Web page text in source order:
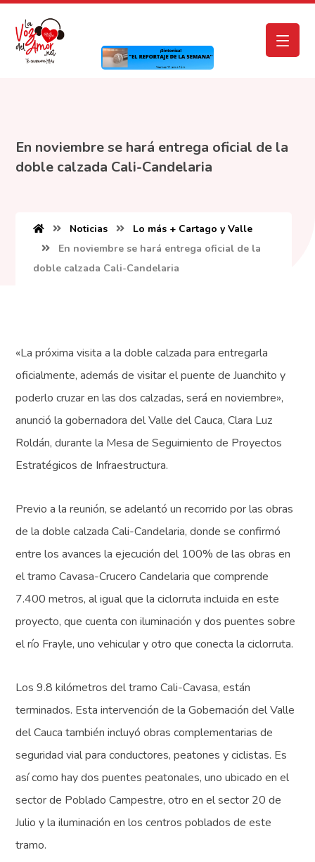
En noviembre se hará entrega oficial de la
doble calzada Cali-Candelaria
Noticias
Lo más + Cartago y Valle
En noviembre se hará entrega oficial de la
doble calzada Cali-Candelaria
«La próxima visita a la doble calzada para entregarla
oficialmente, además de visitar el puente de Juanchito y
poderlo cruzar en las dos calzadas, será en noviembre»,
anunció la gobernadora del Valle del Cauca, Clara Luz
Roldán, durante la Mesa de Seguimiento de Proyectos
Estratégicos de Infraestructura.
Previo a la reunión, se adelantó un recorrido por las obras
de la doble calzada Cali-Candelaria, donde se confirmó
entre los avances la ejecución del 100% de las obras en
el tramo Cavasa-Crucero Candelaria que comprende
7.400 metros, al igual que la ciclorruta incluida en este
proyecto, que cuenta con iluminación y dos puentes sobre
el río Frayle, uno vehicular y otro que conecta la ciclorruta.
Los 9.8 kilómetros del tramo Cali-Cavasa, están
terminados. Esta intervención de la Gobernación del Valle
del Cauca también incluyó obras complementarias de
seguridad vial para conductores, peatones y ciclistas. Es
así como hay dos puentes peatonales, uno ubicado en el
sector de Poblado Campestre, otro en el sector 20 de
Julio y la iluminación en los centros poblados de este
tramo.